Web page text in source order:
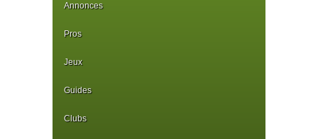
Annonces
Pros
Jeux
Guides
Clubs